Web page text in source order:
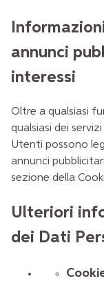
annunci
interessi
Oltre a qualsiasi
qualsiasi dei
Utenti possono
annunci
sezione della
Ulteriori
dei Dati